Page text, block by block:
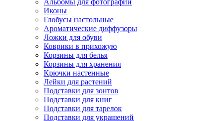
Альбомы для фотографий
Иконы
Глобусы настольные
Ароматические диффузоры
Ложки для обуви
Коврики в прихожую
Корзины для белья
Корзины для хранения
Крючки настенные
Лейки для растений
Подставки для зонтов
Подставки для книг
Подставки для тарелок
Подставки для украшений